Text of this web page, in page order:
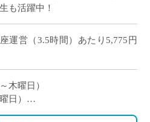
も活躍中！
運営（3.5時間）あたり5,775円
務委託契約の報酬モデルを記載
木曜日）
日）